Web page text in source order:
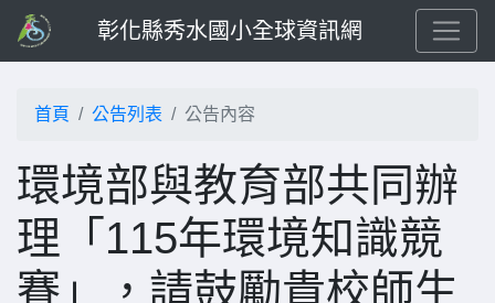
彰化縣秀水國小全球資訊網
首頁 公告列表 公告內容
環境部與教育部共同辦
理「115年環境知識競
賽」，請鼓勵貴校師生